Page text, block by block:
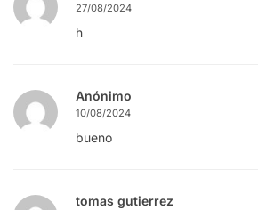
27/08/2024
h
Anónimo
10/08/2024
bueno
tomas gutierrez